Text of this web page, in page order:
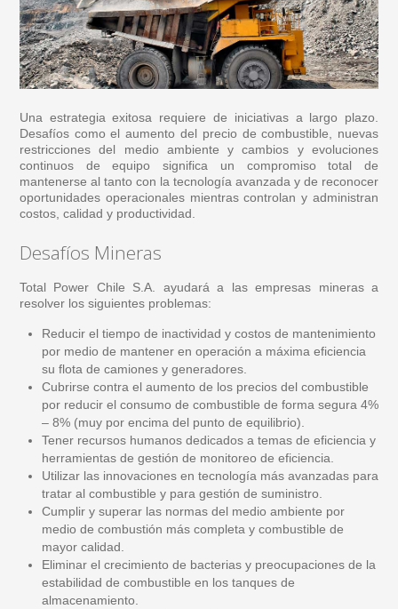
Una estrategia exitosa requiere de iniciativas a largo plazo.
Desafíos como el aumento del precio de combustible, nuevas
restricciones del medio ambiente y cambios y evoluciones
continuos de equipo significa un compromiso total de
mantenerse al tanto con la tecnología avanzada y de reconocer
oportunidades operacionales mientras controlan y administran
costos, calidad y productividad.
Desafíos Mineras
Total Power Chile S.A. ayudará a las empresas mineras a
resolver los siguientes problemas:
Reducir el tiempo de inactividad y costos de mantenimiento
por medio de mantener en operación a máxima eficiencia
su flota de camiones y generadores.
Cubrirse contra el aumento de los precios del combustible
por reducir el consumo de combustible de forma segura 4%
– 8% (muy por encima del punto de equilibrio).
Tener recursos humanos dedicados a temas de eficiencia y
herramientas de gestión de monitoreo de eficiencia.
Utilizar las innovaciones en tecnología más avanzadas para
tratar al combustible y para gestión de suministro.
Cumplir y superar las normas del medio ambiente por
medio de combustión más completa y combustible de
mayor calidad.
Eliminar el crecimiento de bacterias y preocupaciones de la
estabilidad de combustible en los tanques de
almacenamiento.